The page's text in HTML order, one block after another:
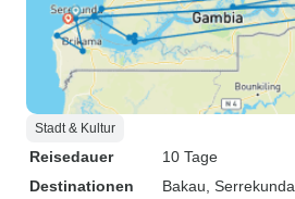
Stadt & Kultur
Reisedauer
10 Tage
Destinationen
Bakau , Serrekunda